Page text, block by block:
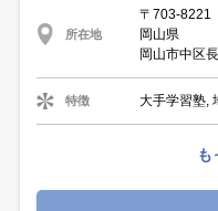
所在地
〒703-8221
岡山県
岡山市中区
特徴 大手学習塾,
も